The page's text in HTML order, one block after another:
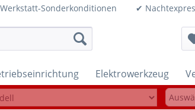
Sonderkonditionen ✔
Elektrowerkzeug